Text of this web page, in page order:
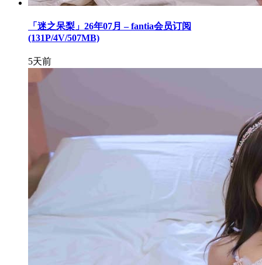
「迷之呆梨」26年07月 – fantia会员订阅
(131P/4V/507MB)
5天前